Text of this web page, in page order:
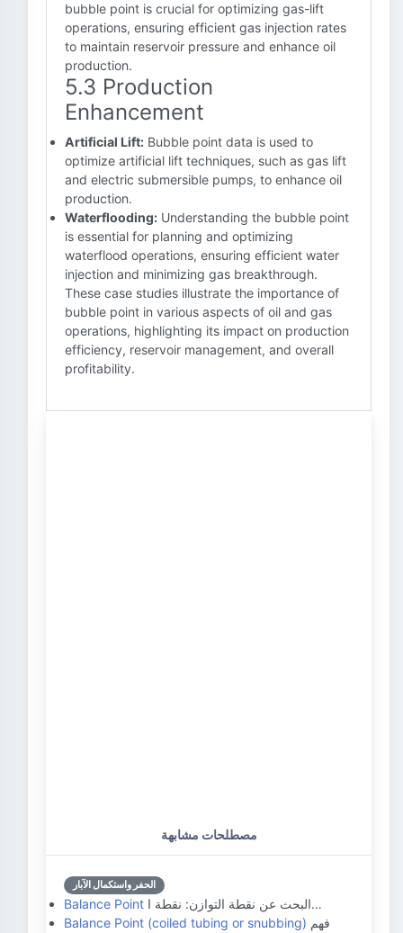
bubble point is crucial for optimizing gas-lift
operations, ensuring efficient gas injection rates
to maintain reservoir pressure and enhance oil
production.
5.3 Production
Enhancement
Artificial Lift: Bubble point data is used to
optimize artificial lift techniques, such as gas lift
and electric submersible pumps, to enhance oil
production.
Waterflooding: Understanding the bubble point
is essential for planning and optimizing
waterflood operations, ensuring efficient water
injection and minimizing gas breakthrough.
These case studies illustrate the importance of
bubble point in various aspects of oil and gas
operations, highlighting its impact on production
efficiency, reservoir management, and overall
profitability.
مصطلحات مشابهة
الحفر واستكمال الآبار
Balance Point
البحث عن نقطة التوازن: نقطة ا…
Balance Point (coiled tubing or snubbing)